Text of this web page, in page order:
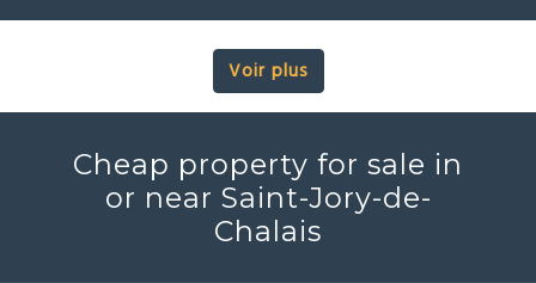
Voir plus
Cheap property for sale in
or near Saint-Jory-de-
Chalais